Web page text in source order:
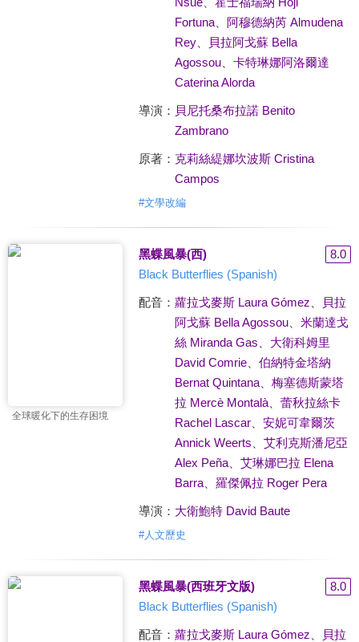
Fortuna、 阿穆德納芮 Almudena
Rey、
貝拉阿戈蘇 Bella
Agossou、 卡特琳娜阿洛爾達
Caterina Alorda
導演： 貝尼托桑布拉諾 Benito
Zambrano
原著： 克莉絲緹娜坎波斯 Cristina
Campos
#文學改編
全球暖化下的生存困境
黑蝶風暴(西)
8.0
Black Butterflies (Spanish)
配音： 蘿拉戈麥斯 Laura Gómez
貝拉
阿戈蘇 Bella Agossou、 米蘭達戈
絲 Miranda Gas
大衛科姆里
David Comrie、 伯納特金塔納
Bernat Quintana、 梅塞德斯蒙塔
拉 Mercè Montalà、 蕾秋拉絲卡
Rachel Lascar、 安妮可韋爾茨
Annick Weerts
艾利克斯潘尼亞
Alex Peña、 艾琳娜巴拉 Elena
Barra、 羅傑佩拉 Roger Pera
導演： 大衛鮑特 David Baute
#人文歷史
黑蝶風暴(西班牙文版)
8.0
Black Butterflies (Spanish)
配音： 蘿拉戈麥斯 Laura Gómez
貝拉